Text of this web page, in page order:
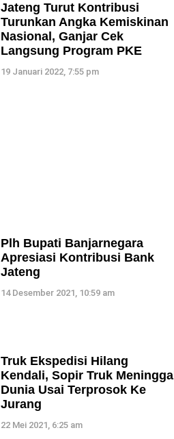
Jateng Turut Kontribusi
Turunkan Angka Kemiskinan
Nasional, Ganjar Cek
Langsung Program PKE
19 Januari 2022, 7:55 pm
Plh Bupati Banjarnegara
Apresiasi Kontribusi Bank
Jateng
14 Desember 2021, 10:59 am
Truk Ekspedisi Hilang
Kendali, Sopir Truk Meninggal
Dunia Usai Terprosok Ke
Jurang
22 Mei 2021, 6:25 am